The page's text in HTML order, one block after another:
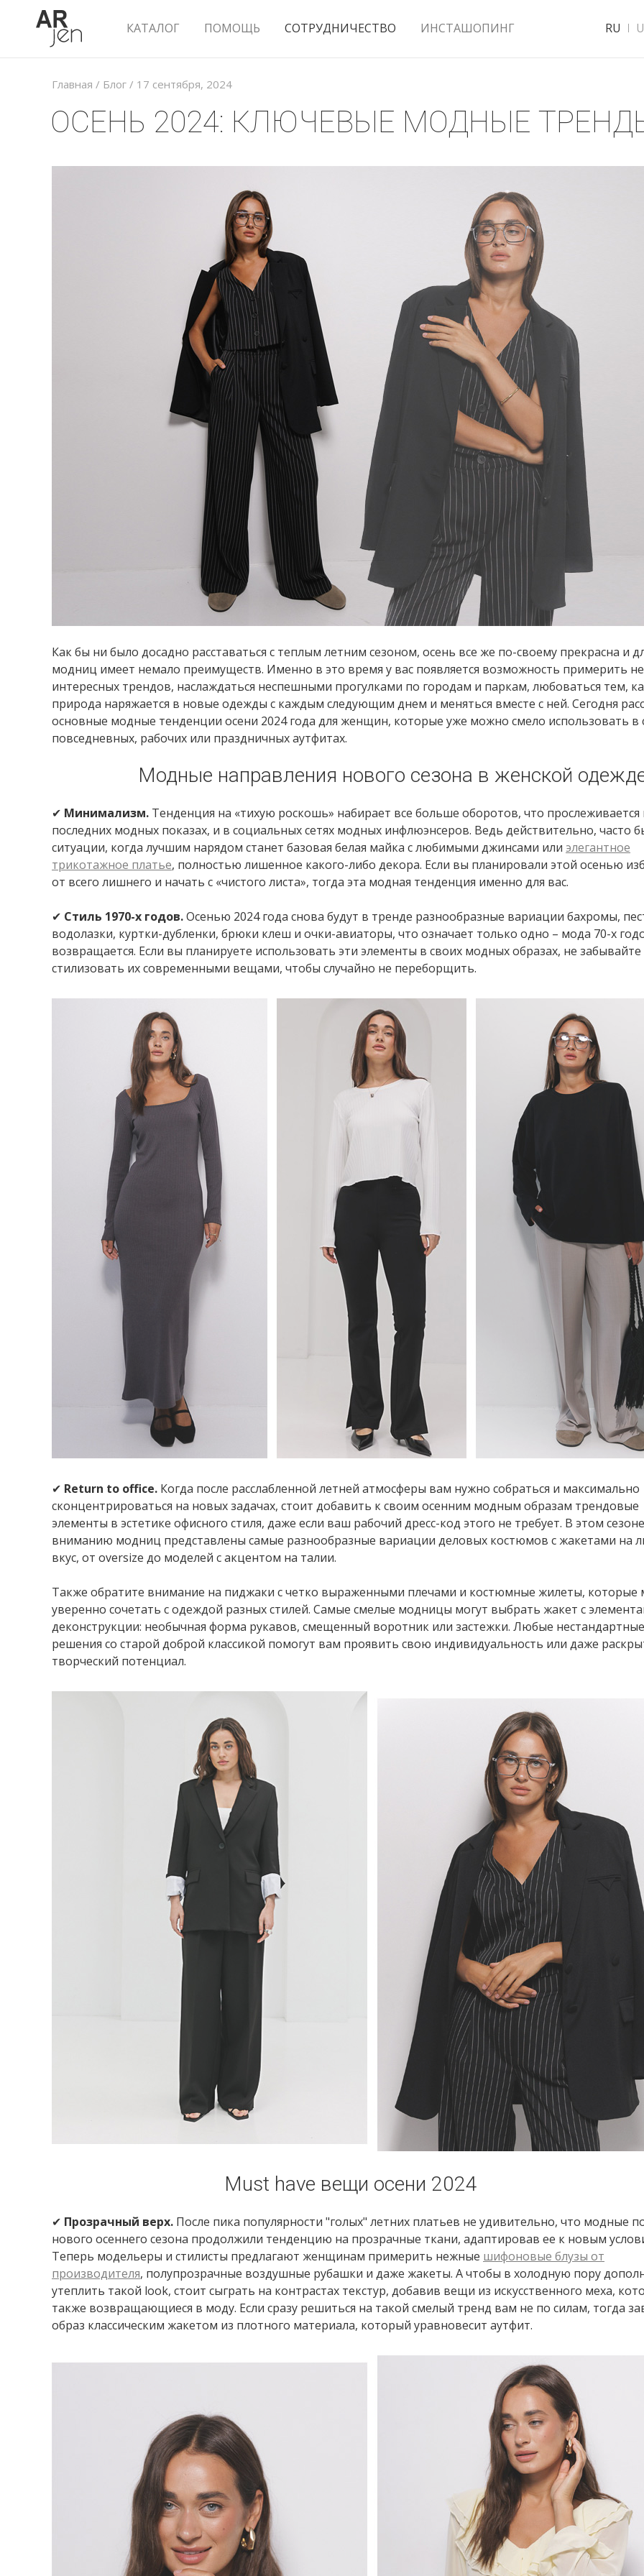
КАТАЛОГ ПОМОЩЬ СОТРУДНИЧЕСТВО ИНСТАШОПИНГ RU
Главная / Блог / 17 сентября, 2024
ОСЕНЬ 2024: КЛЮЧЕВЫЕ МОДНЫЕ
Как бы ни было досадно расставаться с теплым летним сезоном, осень все же по-своему прекрасна и
модниц имеет немало преимуществ. Именно в это время у вас появляется возможность примерить
интересных трендов, наслаждаться неспешными прогулками по городам и паркам, любоваться тем,
природа наряжается в новые одежды с каждым следующим днем ​​и меняться вместе с ней. Сегодня
основные модные тенденции осени 2024 года для женщин, которые уже можно смело использовать в
повседневных, рабочих или праздничных аутфитах.
Модные направления нового сезона в женской
✔ Минимализм. Тенденция на «тихую роскошь» набирает все больше оборотов, что прослеживается
последних модных показах, и в социальных сетях модных инфлюэнсеров. Ведь действительно, часто
ситуации, когда лучшим нарядом станет базовая белая майка с любимыми джинсами или элегантное
трикотажное платье, полностью лишенное какого-либо декора. Если вы планировали этой осенью
от всего лишнего и начать с «чистого листа», тогда эта модная тенденция именно для вас.
✔ Стиль 1970-х годов.Осенью 2024 года снова будут в тренде разнообразные вариации бахромы,
водолазки, куртки-дубленки, брюки клеш и очки-авиаторы, что означает только одно – мода 70-х
возвращается. Если вы планируете использовать эти элементы в своих модных образах, не забывайте
стилизовать их современными вещами, чтобы случайно не переборщить.
✔ Return to office. Когда после расслабленной летней атмосферы вам нужно собраться и максимально
сконцентрироваться на новых задачах, стоит добавить к своим осенним модным образам трендовые
элементы в эстетике офисного стиля, даже если ваш рабочий дресс-код этого не требует. В этом сезоне
вниманию модниц представлены самые разнообразные вариации деловых костюмов с жакетами на
вкус, от oversize до моделей с акцентом на талии.
Также обратите внимание на пиджаки с четко выраженными плечами и костюмные жилеты, которые
уверенно сочетать с одеждой разных стилей. Самые смелые модницы могут выбрать жакет с
деконструкции: необычная форма рукавов, смещенный воротник или застежки. Любые нестандартные
решения со старой доброй классикой помогут вам проявить свою индивидуальность или даже
творческий потенциал.
Must have вещи осени 2024
✔ Прозрачный верх. После пика популярности "голых" летних платьев не удивительно, что модные
нового осеннего сезона продолжили тенденцию на прозрачные ткани, адаптировав ее к новым
Теперь модельеры и стилисты предлагают женщинам примерить нежные шифоновые блузы от
производителя, полупрозрачные воздушные рубашки и даже жакеты. А чтобы в холодную пору
утеплить такой look, стоит сыграть на контрастах текстур, добавив вещи из искусственного меха,
также возвращающиеся в моду. Если сразу решиться на такой смелый тренд вам не по силам, тогда
образ классическим жакетом из плотного материала, который уравновесит аутфит.